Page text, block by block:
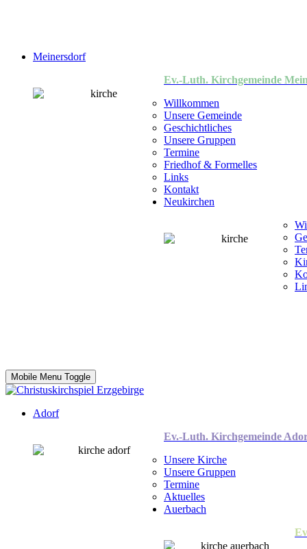
Meinersdorf
Ev.-Luth. Kirchgemeinde
Willkommen
Unsere Gemeinde
Geschichtliches
Unsere Gruppen
Termine
Friedhof & Formelles
Links
Kontakt
Neukirchen
Mobile Menu Toggle
Adorf
Ev.-Luth. Kirchgemeinde
Unsere Kirche
Unsere Gruppen
Termine
Aktuelles
Auerbach